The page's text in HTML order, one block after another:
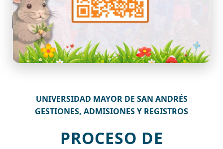
UNIVERSIDAD MAYOR DE SAN ANDRÉS
GESTIONES, ADMISIONES Y REGISTROS
PROCESO DE